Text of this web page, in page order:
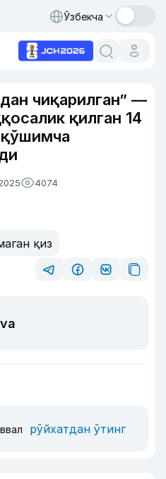
Ўзбекча
чиқарилган” —
қилган 14
4074
қиз
рўйхатдан ўтинг